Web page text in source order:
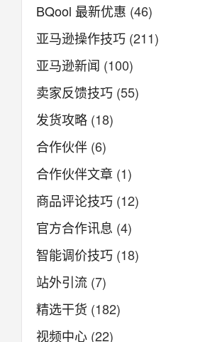
BQool 最新优惠 (46)
亚马逊操作技巧 (211)
亚马逊新闻 (100)
卖家反馈技巧 (55)
发货攻略 (18)
合作伙伴 (6)
合作伙伴文章 (1)
商品评论技巧 (12)
官方合作讯息 (4)
智能调价技巧 (18)
站外引流 (7)
精选干货 (182)
视频中心 (22)